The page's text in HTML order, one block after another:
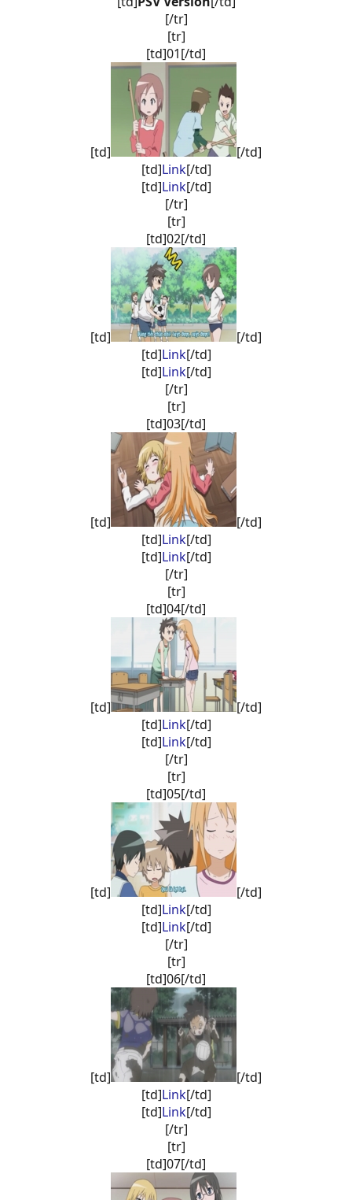
[/tr]
[tr]
[td]01[/td]
[td]
[/td]
[td]Link[/td]
[td]Link[/td]
[/tr]
[tr]
[td]02[/td]
[td]
[/td]
[td]Link[/td]
[td]Link[/td]
[/tr]
[tr]
[td]03[/td]
[td]
[/td]
[td]Link[/td]
[td]Link[/td]
[/tr]
[tr]
[td]04[/td]
[td]
[/td]
[td]Link[/td]
[td]Link[/td]
[/tr]
[tr]
[td]05[/td]
[td]
[/td]
[td]Link[/td]
[td]Link[/td]
[/tr]
[tr]
[td]06[/td]
[td]
[/td]
[td]Link[/td]
[td]Link[/td]
[/tr]
[tr]
[td]07[/td]